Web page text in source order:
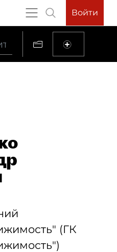
Войти
(ГК